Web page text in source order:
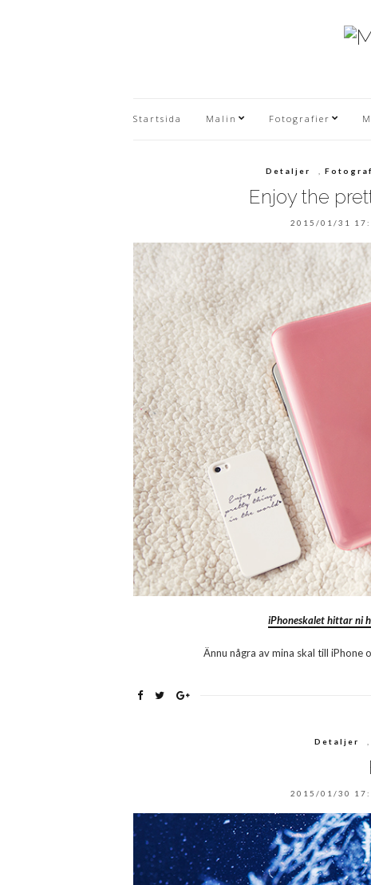
Startsida Malin Fotografier
Detaljer ,
Enjoy the
2015/01/31
iPhoneskalet hittar ni
Ännu några av mina skal till iPhone
Detaljer
2015/01/30